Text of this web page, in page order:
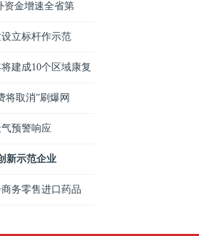
资金增速全省第
立标杆作示范
建成10个区域康复
将取消”刷爆网
预警响应
新示范企业
商务零售进口药品